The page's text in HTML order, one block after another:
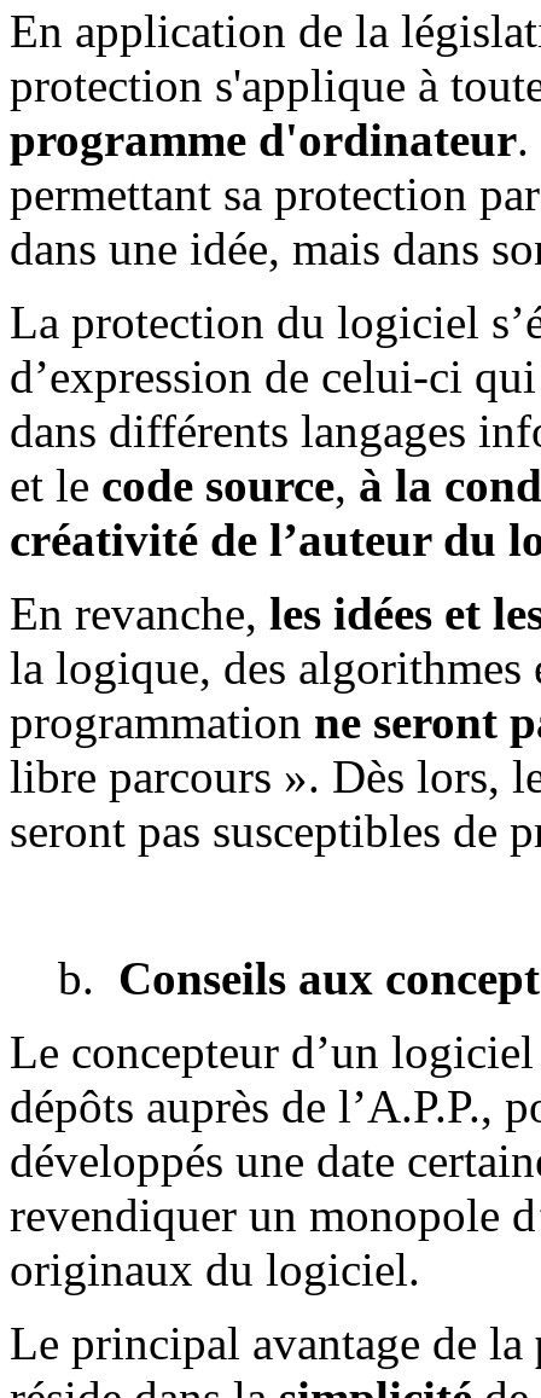
En application de la
protection s'applique à
programme d'ordinateur
permettant sa protection
dans une idée, mais dans
La protection du logiciel
d’expression de celui-ci
dans différents langages
et le code source, à la
créativité de l’auteur du
En revanche, les idées et
la logique, des algorithmes
programmation ne seront
libre parcours ». Dès lors,
seront pas susceptibles de
Conseils aux
Le concepteur d’un
dépôts auprès de l’A.P.P.,
développés une date
revendiquer un monopole
originaux du logiciel.
Le principal avantage de la